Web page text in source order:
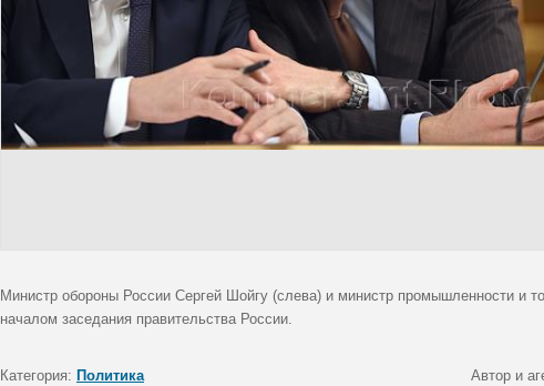
Министр обороны России Сергей Шойгу (слева) и министр промышленности и
началом заседания правительства России.
Категория: Политика Автор и